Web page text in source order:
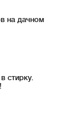
на дачном
стирку.